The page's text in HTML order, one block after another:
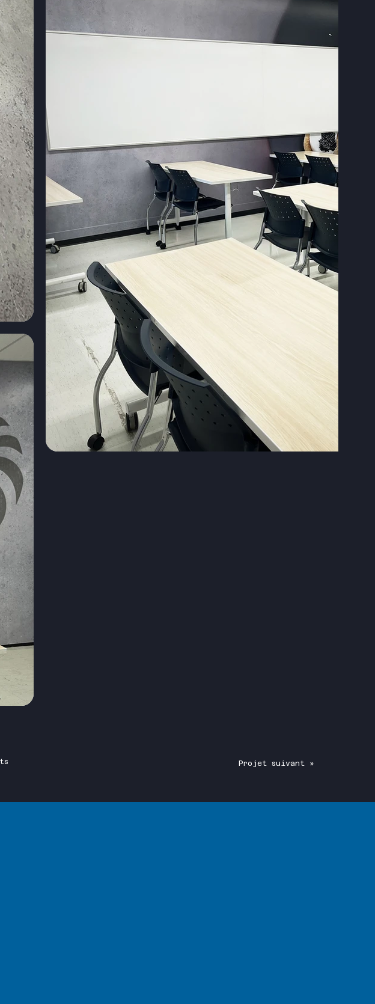
Projet suivant »